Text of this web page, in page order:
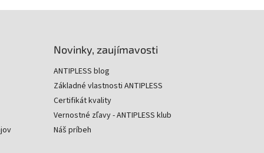
Novinky, zaujímavosti
ANTIPLESS blog
Základné vlastnosti ANTIPLESS
Certifikát kvality
Vernostné zľavy - ANTIPLESS klub
Náš príbeh